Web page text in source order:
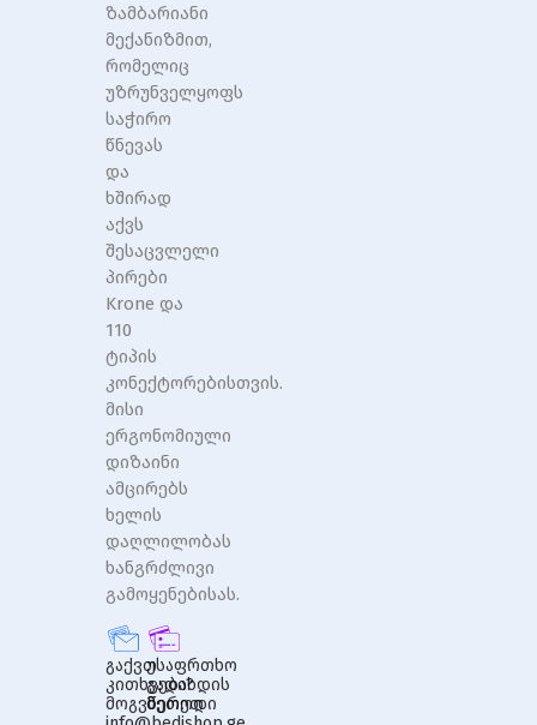
ზამბარიანი
მექანიზმით,
რომელიც
უზრუნველყოფს
საჭირო
წნევას
და
ხშირად
აქვს
შესაცვლელი
პირები
Krone და
110
ტიპის
კონექტორებისთვის.
მისი
ერგონომიული
დიზაინი
ამცირებს
ხელის
დაღლილობას
ხანგრძლივი
გამოყენებისას.
გაქვთ
კითხვები?
მოგვწერეთ
უსაფრთხო
გადახდის
მეთოდი